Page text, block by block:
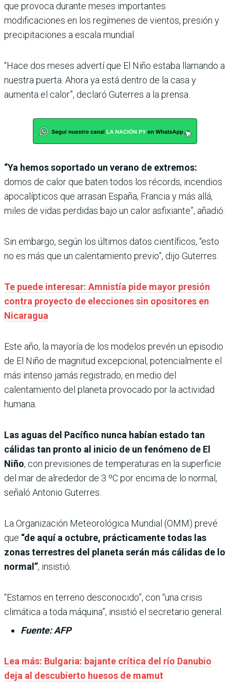
que provoca durante meses importantes
modificaciones en los regímenes de vientos, presión y
precipitaciones a escala mundial.
“Hace dos meses advertí que El Niño estaba llamando a
nuestra puerta. Ahora ya está dentro de la casa y
aumenta el calor”, declaró Guterres a la prensa.
“Ya hemos soportado un verano de extremos:
domos de calor que baten todos los récords, incendios
apocalípticos que arrasan España, Francia y más allá,
miles de vidas perdidas bajo un calor asfixiante”, añadió.
Sin embargo, según los últimos datos científicos, “esto
no es más que un calentamiento previo”, dijo Guterres.
Te puede interesar: Amnistía pide mayor presión
contra proyecto de elecciones sin opositores en
Nicaragua
Este año, la mayoría de los modelos prevén un episodio
de El Niño de magnitud excepcional, potencialmente el
más intenso jamás registrado, en medio del
calentamiento del planeta provocado por la actividad
humana.
Las aguas del Pacífico nunca habían estado tan
cálidas tan pronto al inicio de un fenómeno de El
Niño, con previsiones de temperaturas en la superficie
del mar de alrededor de 3 ºC por encima de lo normal,
señaló Antonio Guterres.
La Organización Meteorológica Mundial (OMM) prevé
que “de aquí a octubre, prácticamente todas las
zonas terrestres del planeta serán más cálidas de lo
normal”, insistió.
“Estamos en terreno desconocido”, con “una crisis
climática a toda máquina”, insistió el secretario general.
Fuente: AFP
Lea más: Bulgaria: bajante crítica del río Danubio
deja al descubierto huesos de mamut